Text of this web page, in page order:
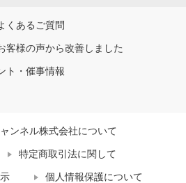
くあるご質問
客様の声から改善しました
ト・催事情報
ンネル株式会社について
特定商取引法に関して
個人情報保護について